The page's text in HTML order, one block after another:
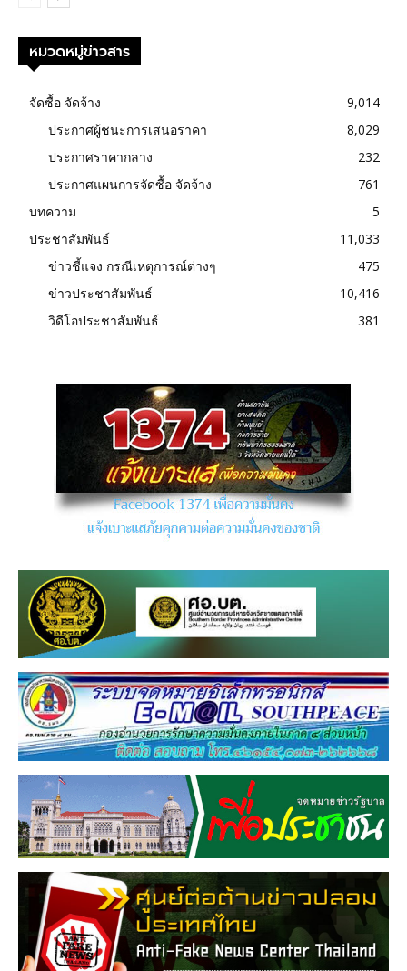
หมวดหมู่ข่าวสาร
จัดซื้อ จัดจ้าง
9,014
ประกาศผู้ชนะการเสนอราคา
8,029
ประกาศราคากลาง
232
ประกาศแผนการจัดซื้อ จัดจ้าง
761
บทความ
5
ประชาสัมพันธ์
11,033
ข่าวชี้แจง กรณีเหตุการณ์ต่างๆ
475
ข่าวประชาสัมพันธ์
10,416
วิดีโอประชาสัมพันธ์
381